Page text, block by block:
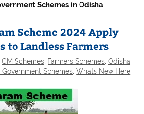
Schemes in Odisha
Scheme 2024 Apply
to Landless Farmers
CM Schemes Farmers Schemes ,Odisha
Government Schemes,Whats New Here